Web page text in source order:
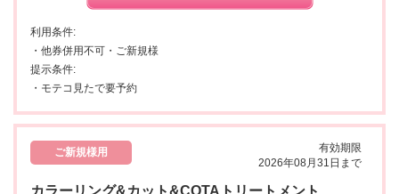
利用条件:
・他券併用不可・ご新規様
提示条件:
・モテコ見たで要予約
ご新規様用
有効期限
2026年08月31日まで